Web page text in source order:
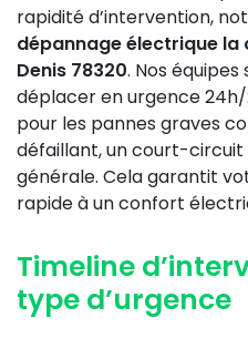
rapidité d’intervention,
dépannage électrique la
Denis 78320. Nos
déplacer en urgence
pour les pannes graves
défaillant, un court-
générale. Cela garantit
rapide à un confort
Timeline
type d’urgence